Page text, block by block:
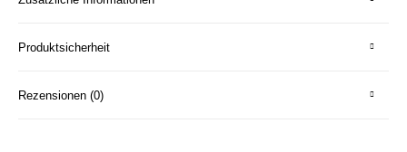
Produktsicherheit
Rezensionen (0)